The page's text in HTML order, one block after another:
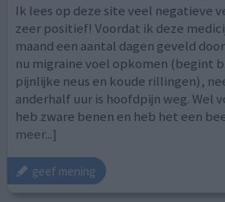
Ik lees op deze site veel negatieve
zeer positief! Voordat ik deze
maand een aantal dagen geveld
nu migraine voel opkomen (begint
pijnlijke neus en koude rillingen),
anderhalf uur is hoofdpijn weg. Wel
heb zware benen en heb het een
meer...]
geef mening